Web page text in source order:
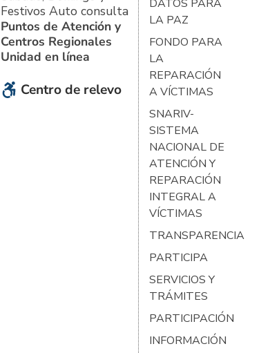
Festivos Auto consulta
Puntos de Atención y
Centros Regionales
Unidad en línea
Centro de relevo
DATOS PARA
LA PAZ
FONDO PARA
LA
REPARACIÓN
A VÍCTIMAS
SNARIV-
SISTEMA
NACIONAL DE
ATENCIÓN Y
REPARACIÓN
INTEGRAL A
VÍCTIMAS
TRANSPARENCIA
PARTICIPA
SERVICIOS Y
TRÁMITES
PARTICIPACIÓN
INFORMACIÓN